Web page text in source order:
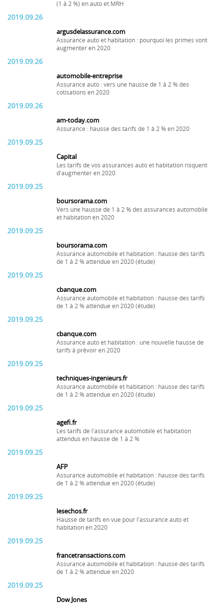
(1 à 2 %) en auto et MRH
2019.09.26
argusdelassurance.com
Assurance auto et habitation : pourquoi les primes vont
augmenter en 2020
2019.09.26
automobile-entreprise
Assurance auto : vers une hausse de 1 à 2 % des
cotisations en 2020
2019.09.26
am-today.com
Assurance : hausse des tarifs de 1 à 2 % en 2020
2019.09.25
Capital
Les tarifs de vos assurances auto et habitation risquent
d'augmenter en 2020
2019.09.25
boursorama.com
Vers une hausse de 1 à 2 % des assurances automobile
et habitation en 2020
2019.09.25
boursorama.com
Assurance automobile et habitation : hausse des tarifs
de 1 à 2 % attendue en 2020 (étude)
2019.09.25
cbanque.com
Assurance automobile et habitation : hausse des tarifs
de 1 à 2 % attendue en 2020 (étude)
2019.09.25
cbanque.com
Assurance auto et habitation : une nouvelle hausse de
tarifs à prévoir en 2020
2019.09.25
techniques-ingenieurs.fr
Assurance automobile et habitation : hausse des tarifs
de 1 à 2 % attendue en 2020 (étude)
2019.09.25
agefi.fr
Les tarifs de l'assurance automobile et habitation
attendus en hausse de 1 à 2 %
2019.09.25
AFP
Assurance automobile et habitation : hausse des tarifs
de 1 à 2 % attendue en 2020 (étude)
2019.09.25
lesechos.fr
Hausse de tarifs en vue pour l'assurance auto et
habitation en 2020
2019.09.25
francetransactions.com
Assurance automobile et habitation : hausse des tarifs
de 1 à 2 % attendue en 2020
2019.09.25
Dow Jones